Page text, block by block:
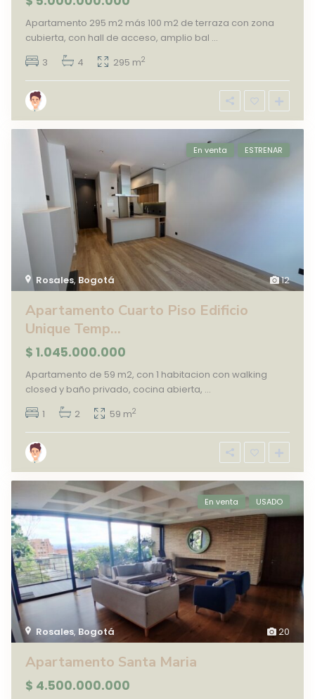
Apartamento 295 m2 más 100 m2 de terraza con zona
cubierta, con hall de acceso, amplio bal ...
3
4 295 m2
12
Rosales, Bogotá
En venta ESTRENAR
Apartamento Cuarto Piso Edificio
Unique Temp...
$ 1.045.000.000
Apartamento de 59 m2, con 1 habitacion con walking
closed y baño privado, cocina abierta, ...
1
2 59 m2
20
Rosales, Bogotá
En venta USADO
Apartamento Santa Maria
$ 4.500.000.000